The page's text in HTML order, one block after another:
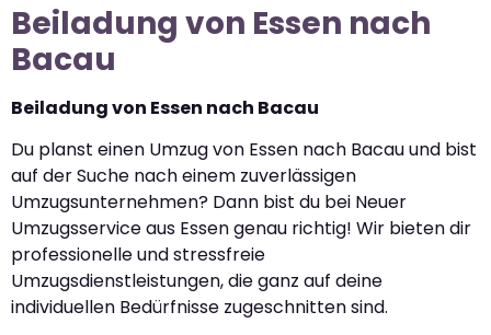
Beiladung von Essen nach
Bacau
Beiladung von Essen nach Bacau
Du planst einen Umzug von Essen nach Bacau und bist
auf der Suche nach einem zuverlässigen
Umzugsunternehmen? Dann bist du bei Neuer
Umzugsservice aus Essen genau richtig! Wir bieten dir
professionelle und stressfreie
Umzugsdienstleistungen, die ganz auf deine
individuellen Bedürfnisse zugeschnitten sind.